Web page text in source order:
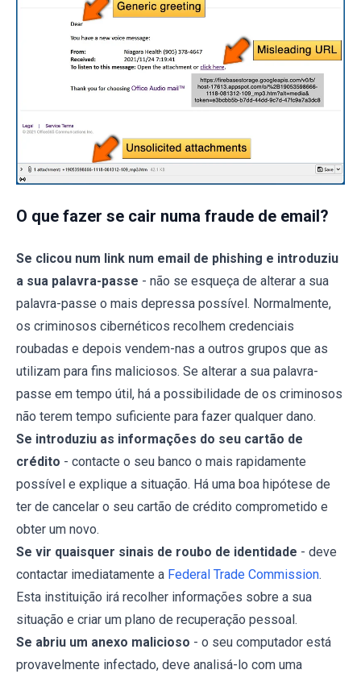
O que fazer se cair numa fraude de email?
Se clicou num link num email de phishing e introduziu
a sua palavra-passe - não se esqueça de alterar a sua
palavra-passe o mais depressa possível. Normalmente,
os criminosos cibernéticos recolhem credenciais
roubadas e depois vendem-nas a outros grupos que as
utilizam para fins maliciosos. Se alterar a sua palavra-
passe em tempo útil, há a possibilidade de os criminosos
não terem tempo suficiente para fazer qualquer dano.
Se introduziu as informações do seu cartão de
crédito - contacte o seu banco o mais rapidamente
possível e explique a situação. Há uma boa hipótese de
ter de cancelar o seu cartão de crédito comprometido e
obter um novo.
Se vir quaisquer sinais de roubo de identidade - deve
contactar imediatamente a Federal Trade Commission.
Esta instituição irá recolher informações sobre a sua
situação e criar um plano de recuperação pessoal.
Se abriu um anexo malicioso - o seu computador está
provavelmente infectado, deve analisá-lo com uma